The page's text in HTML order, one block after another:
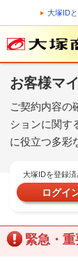
大塚ID
お客様マ
ご契約内容の
ションに関す
に役立つ多彩
大塚IDを登録済
ログイ
緊急・